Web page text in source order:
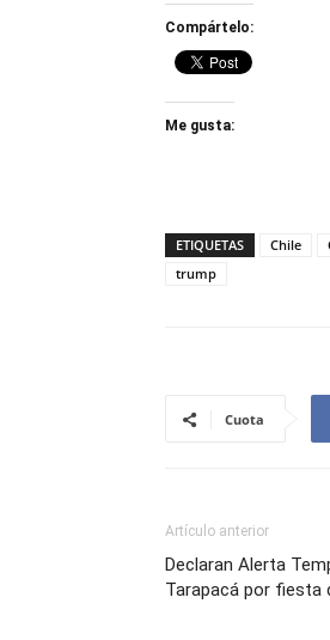
Compártelo:
Me gusta:
ETIQUETAS Chile
trump
Cuota
Artículo anterior
Declaran Alerta
Tarapacá por fiesta